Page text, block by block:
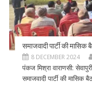
समाजवादी पार्टी की
8 DECEMBER 2024
पंकज मिश्रा वाराणसी:
समाजवादी पार्टी की मासिक